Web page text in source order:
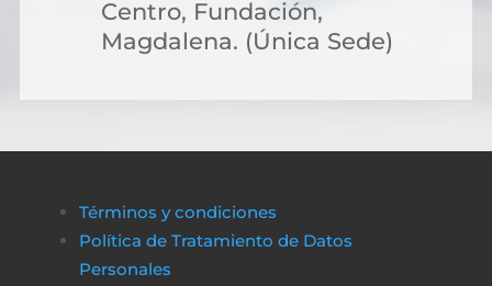
Centro, Fundación,
Magdalena. (Única Sede)
Términos y condiciones
Política de Tratamiento de Datos
Personales